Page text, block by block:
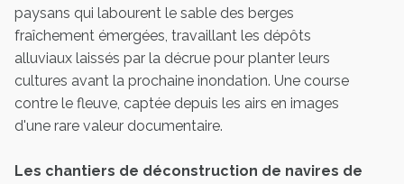
paysans qui labourent le sable des berges
fraîchement émergées, travaillant les dépôts
alluviaux laissés par la décrue pour planter leurs
cultures avant la prochaine inondation. Une course
contre le fleuve, captée depuis les airs en images
d'une rare valeur documentaire.
Les chantiers de déconstruction de navires de